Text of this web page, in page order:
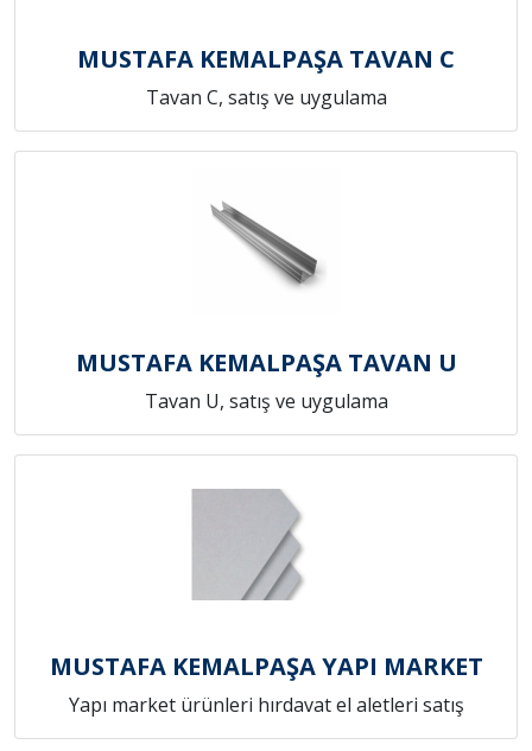
MUSTAFA KEMALPAŞA TAVAN C
Tavan C, satış ve uygulama
MUSTAFA KEMALPAŞA TAVAN U
Tavan U, satış ve uygulama
MUSTAFA KEMALPAŞA YAPI MARKET
Yapı market ürünleri hırdavat el aletleri satış